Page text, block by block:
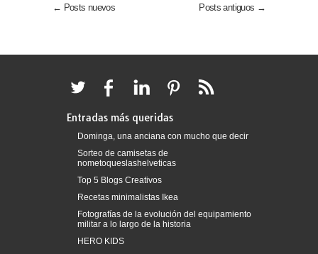
← Posts nuevos Posts antiguos →
Entradas más queridas
Dominga, una anciana con mucho que decir
Sorteo de camisetas de
nometoqueslashelveticas
Top 5 Blogs Creativos
Recetas minimalistas Ikea
Fotografías de la evolución del equipamiento
militar a lo largo de la historia
HERO KIDS